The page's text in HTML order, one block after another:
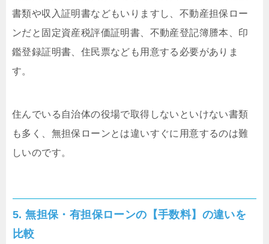
書類や収入証明書などもいりますし、不動産担保ロー
ンだと固定資産税評価証明書、不動産登記簿謄本、印
鑑登録証明書、住民票なども用意する必要がありま
す。
住んでいる自治体の役場で取得しないといけない書類
も多く、無担保ローンとは違いすぐに用意するのは難
しいのです。
5. 無担保・有担保ローンの【手数料】の違いを
比較